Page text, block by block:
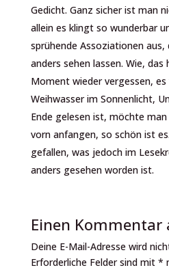
Gedicht. Ganz sicher ist man
allein es klingt so wunderbar
sprühende Assoziationen aus,
anders sehen lassen. Wie,
Moment wieder vergessen,
Weihwasser im Sonnenlicht,
Ende gelesen ist, möchte
vorn anfangen, so schön ist
gefallen, was jedoch im
anders gesehen worden ist.
Einen Kommentar
Deine E-Mail-Adresse wird
Erforderliche Felder sind mit *